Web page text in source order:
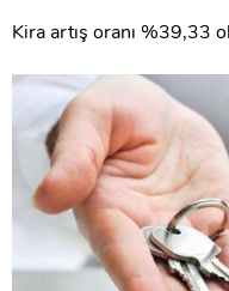
Kira artış oranı %39,33